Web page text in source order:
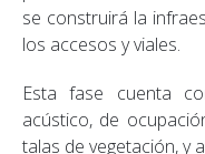
se construirá la
los accesos y viales.
Esta fase cuenta
acústico, de
talas de vegetación, y